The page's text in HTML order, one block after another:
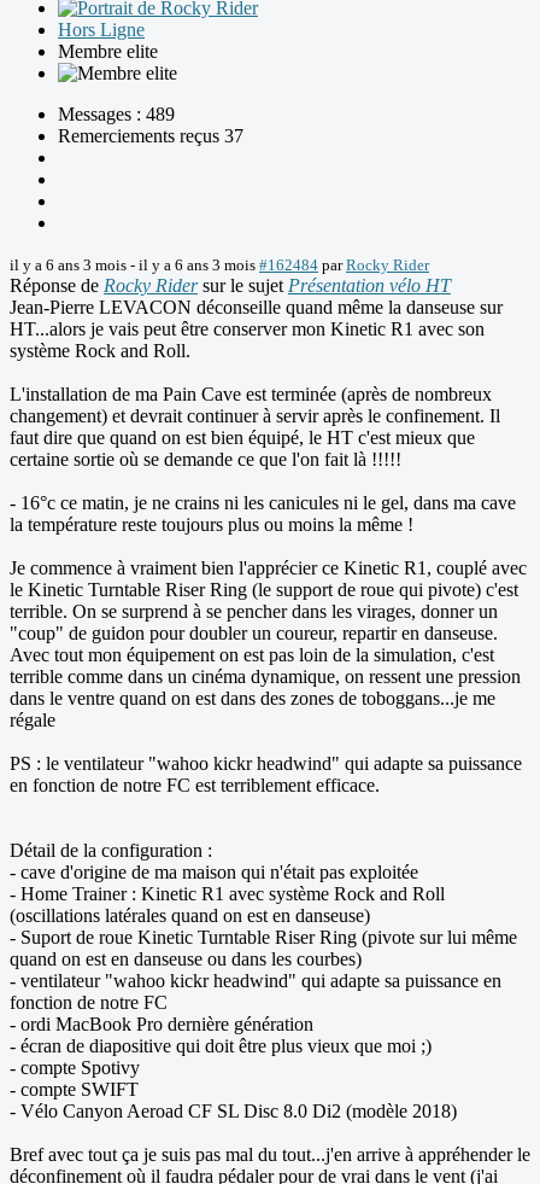
Hors Ligne
Membre elite
Messages : 489
Remerciements reçus 37
il y a 6 ans 3 mois - il y a 6 ans 3 mois #162484 parRocky Rider
Réponse de Rocky Ridersur le sujet Présentation vélo HT
Jean-Pierre LEVACON déconseille quand même la danseuse sur
HT...alors je vais peut être conserver mon Kinetic R1 avec son
système Rock and Roll.
L'installation de ma Pain Cave est terminée (après de nombreux
changement) et devrait continuer à servir après le confinement. Il
faut dire que quand on est bien équipé, le HT c'est mieux que
certaine sortie où se demande ce que l'on fait là !!!!!
- 16°c ce matin, je ne crains ni les canicules ni le gel, dans ma cave
la température reste toujours plus ou moins la même !
Je commence à vraiment bien l'apprécier ce Kinetic R1, couplé avec
le Kinetic Turntable Riser Ring (le support de roue qui pivote) c'est
terrible. On se surprend à se pencher dans les virages, donner un
"coup" de guidon pour doubler un coureur, repartir en danseuse.
Avec tout mon équipement on est pas loin de la simulation, c'est
terrible comme dans un cinéma dynamique, on ressent une pression
dans le ventre quand on est dans des zones de toboggans...je me
régale
PS : le ventilateur "wahoo kickr headwind" qui adapte sa puissance
en fonction de notre FC est terriblement efficace.
Détail de la configuration :
- cave d'origine de ma maison qui n'était pas exploitée
- Home Trainer : Kinetic R1 avec système Rock and Roll
(oscillations latérales quand on est en danseuse)
- Suport de roue Kinetic Turntable Riser Ring (pivote sur lui même
quand on est en danseuse ou dans les courbes)
- ventilateur "wahoo kickr headwind" qui adapte sa puissance en
fonction de notre FC
- ordi MacBook Pro dernière génération
- écran de diapositive qui doit être plus vieux que moi ;)
- compte Spotivy
- compte SWIFT
- Vélo Canyon Aeroad CF SL Disc 8.0 Di2 (modèle 2018)
Bref avec tout ça je suis pas mal du tout...j'en arrive à appréhender le
déconfinement où il faudra pédaler pour de vrai dans le vent (j'ai